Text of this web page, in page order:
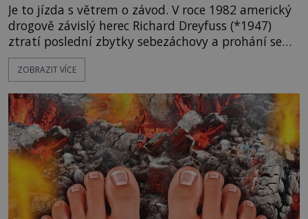
Je to jízda s větrem o závod. V roce 1982 americký
drogově závislý herec Richard Dreyfuss (*1947)
ztratí poslední zbytky sebezáchovy a prohání se
po silnicích ve svém mercedesu jako utržený ze
řetězu. Vše vyvrcholí katastrofou, když to Dreyfuss
následně nalezne schovaný kokain. Tímto
momentem se slavnému
ZOBRAZIT VÍCE